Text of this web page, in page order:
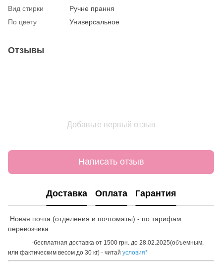
Вид стирки
Ручне прання
По цвету
Универсальное
Отзывы
Добавьте первый отзыв
Написать отзыв
Доставка Оплата Гарантия
Новая почта (отделения и почтоматы) - по тарифам
перевозчика
-бесплатная доставка от 1500 грн. до 28.02.2025(объемным,
или фактическим весом до 30 кг) - читай условия*